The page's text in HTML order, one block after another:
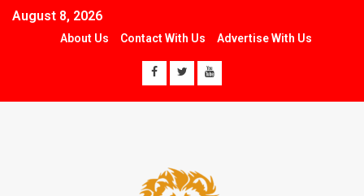
August 8, 2026
About Us Contact With Us Advertise With Us